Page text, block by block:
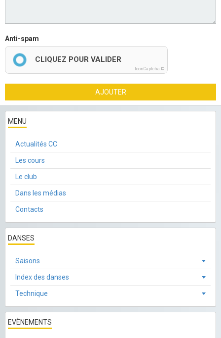
Anti-spam
CLIQUEZ POUR VALIDER
IconCaptcha ©
AJOUTER
MENU
Actualités CC
Les cours
Le club
Dans les médias
Contacts
DANSES
Saisons
Index des danses
Technique
EVÈNEMENTS